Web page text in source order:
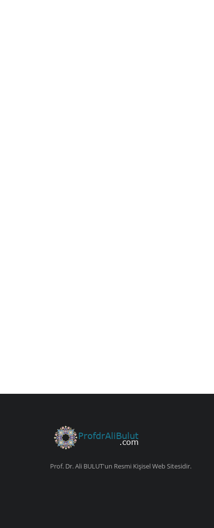
Prof. Dr. Ali BULUT'un Resmi Kişisel Web Sitesidir.